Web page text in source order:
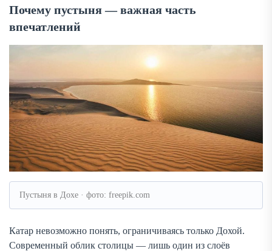
Почему пустыня — важная часть
впечатлений
Пустыня в Дохе · фото: freepik.com
Катар невозможно понять, ограничиваясь только Дохой.
Современный облик столицы — лишь один из слоёв